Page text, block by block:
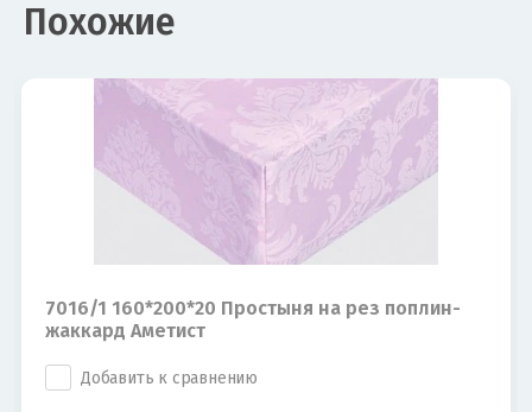
Похожие
7016/1 160*200*20 Простыня на рез поплин-
жаккард Аметист
Добавить к сравнению